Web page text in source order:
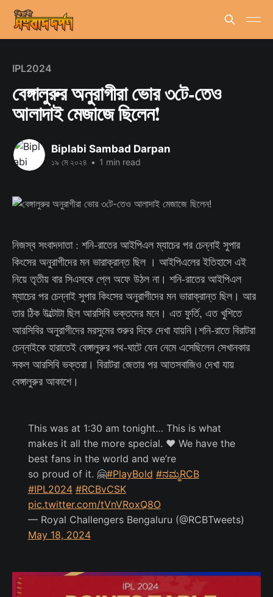
IPL2024
বেঙ্গালুরুর অনুরাগীরা ভোর ৩টে-তেও
আলাদাই মেজাজে ছিলেন!
Biplabi Sambad Darpan
১৯ মে ২০২৪ • 1 min read
নিজস্ব সংবাদদাতা : শনি-রাতের আইপিএল ম্যাচের পর চেন্নাই সুপার
কিংসের অনুরাগীদের মন ভারাক্রান্ত ছিল । আইপিএলের ইতিহাসে এই
নিয়ে তৃতীয় বার সিএসকে প্লে অফে উঠল না। শনি-রাতের আইপিএল
ম্যাচের পর চেন্নাই সুপার কিংসের অনুরাগীদের মন ভারাক্রান্ত ছিল। আর
তার ঠিক উল্টোটা ছিল আরসিবি ভক্তদের মনে। এত ফুর্তি, এত খুশিতে
আরসিবির অনুরাগীদের মরসুমের শুরুর দিকে দেখা যায়নি।শনি-রাতে বিরাটরা
চেন্নাইকে হারাতেই বেঙ্গালুরুর পথ-ঘাটে যেন নেমে এসেছিলেন সেখানকার
সকল আরসিবি ভক্তরা। বিরাটরা জেতার পর আতসবাজিও দেখা যায়
বেঙ্গালুরুর আকাশে।
This was at 1:30 am tonight… This is what
makes it all the more special. ❤ We have the
best fans in the world and we’re
so proud of it. 🤗#PlayBold #ನಮ್ಮRCB
#IPL2024 #RCBvCSK
pic.twitter.com/tVnVRoxQ8O
— Royal Challengers Bengaluru (@RCBTweets)
May 18, 2024